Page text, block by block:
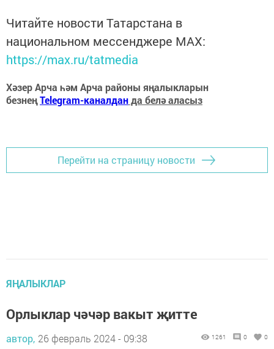
Читайте новости Татарстана в
национальном мессенджере MАХ:
https://max.ru/tatmedia
Хәзер Арча һәм Арча районы яңалыкларын
безнеңTelegram-каналданда белә аласыз
Перейти на страницу новости
ЯҢАЛЫКЛАР
Орлыклар чәчәр вакыт җитте
автор, 26 февраль 2024 - 09:38 1261 0 0